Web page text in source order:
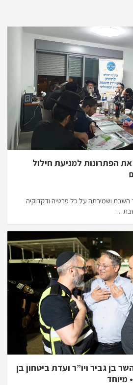
הפתרונות למניעת חילול
ושמירתה על כל פרטיה ודקדוקיה
שבת…
בן גביר ויו”ר ועדת ביטחון בן
מיוחד